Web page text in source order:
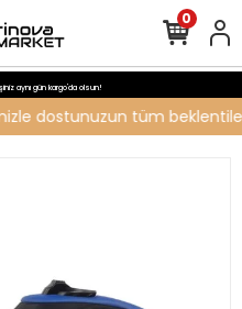
aynı gün kargo'da olsun!
dostunuzun tüm
0